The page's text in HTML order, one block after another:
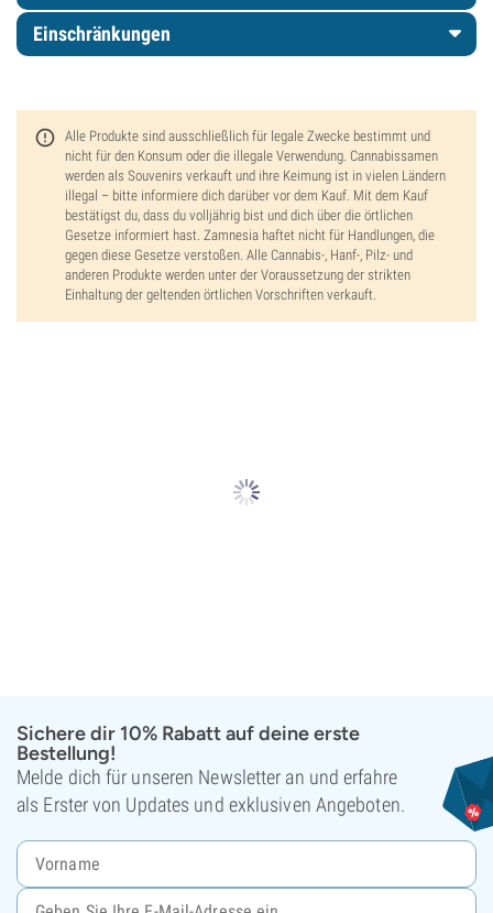
Einschränkungen
Alle Produkte sind ausschließlich für legale Zwecke bestimmt und
nicht für den Konsum oder die illegale Verwendung. Cannabissamen
werden als Souvenirs verkauft und ihre Keimung ist in vielen Ländern
illegal – bitte informiere dich darüber vor dem Kauf. Mit dem Kauf
bestätigst du, dass du volljährig bist und dich über die örtlichen
Gesetze informiert hast. Zamnesia haftet nicht für Handlungen, die
gegen diese Gesetze verstoßen. Alle Cannabis-, Hanf-, Pilz- und
anderen Produkte werden unter der Voraussetzung der strikten
Einhaltung der geltenden örtlichen Vorschriften verkauft.
Sichere dir 10% Rabatt auf deine erste
Bestellung!
Melde dich für unseren Newsletter an und erfahre
als Erster von Updates und exklusiven Angeboten.